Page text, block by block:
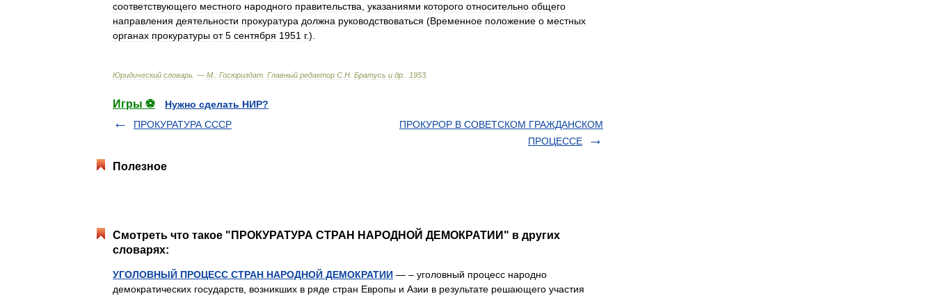
соответствующего местного народного правительства указаниями которого относительно общего
направления деятельности прокуратура должна руководствоваться (Временное положение о местных
органах прокуратуры от 5 сентября 1951 г.).
Юридический словарь . — М : Госюриздат Главный редактор С Н Братусь и др 1953
Игры ⚽
Нужно сделать НИР?
ПРОКУРАТУРА СССР
ПРОКУРОР В СОВЕТСКОМ ГРАЖДАНСКОМ
ПРОЦЕССЕ
Полезное
Смотреть что такое "ПРОКУРАТУРА СТРАН НАРОДНОЙ ДЕМОКРАТИИ" в других
словарях:
УГОЛОВНЫЙ ПРОЦЕСС СТРАН НАРОДНОЙ ДЕМОКРАТИИ — – уголовный процесс народно
демократических государств, возникших в ряде стран Европы и Азии в результате решающего участия